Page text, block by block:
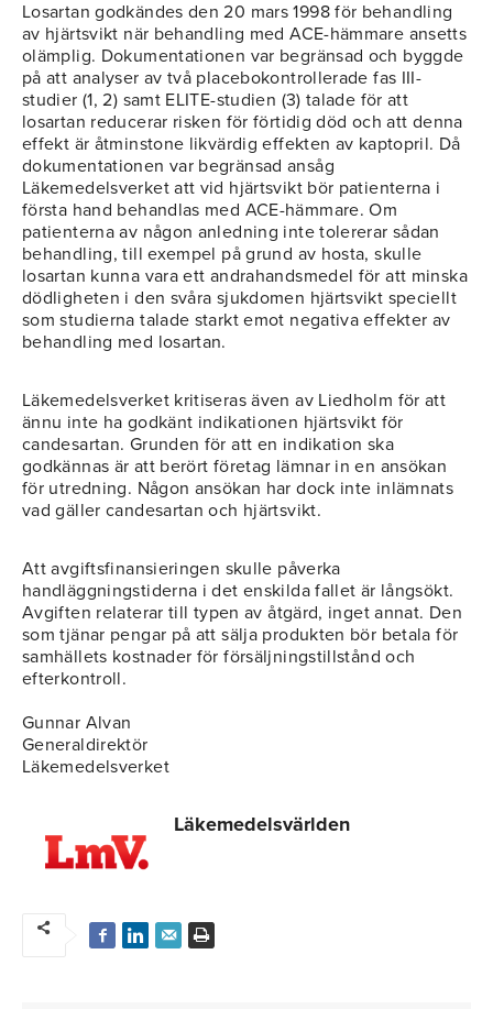
Losartan godkändes den 20 mars 1998 för behandling
av hjärtsvikt när behandling med ACE-hämmare ansetts
olämplig. Dokumentationen var begränsad och byggde
på att analyser av två placebokontrollerade fas III-
studier (1, 2) samt ELITE-studien (3) talade för att
losartan reducerar risken för förtidig död och att denna
effekt är åtminstone likvärdig effekten av kaptopril. Då
dokumentationen var begränsad ansåg
Läkemedelsverket att vid hjärtsvikt bör patienterna i
första hand behandlas med ACE-hämmare. Om
patienterna av någon anledning inte tolererar sådan
behandling, till exempel på grund av hosta, skulle
losartan kunna vara ett andrahandsmedel för att minska
dödligheten i den svåra sjukdomen hjärtsvikt speciellt
som studierna talade starkt emot negativa effekter av
behandling med losartan.
Läkemedelsverket kritiseras även av Liedholm för att
ännu inte ha godkänt indikationen hjärtsvikt för
candesartan. Grunden för att en indikation ska
godkännas är att berört företag lämnar in en ansökan
för utredning. Någon ansökan har dock inte inlämnats
vad gäller candesartan och hjärtsvikt.
Att avgiftsfinansieringen skulle påverka
handläggningstiderna i det enskilda fallet är långsökt.
Avgiften relaterar till typen av åtgärd, inget annat. Den
som tjänar pengar på att sälja produkten bör betala för
samhällets kostnader för försäljningstillstånd och
efterkontroll.
Gunnar Alvan
Generaldirektör
Läkemedelsverket
Läkemedelsvärlden